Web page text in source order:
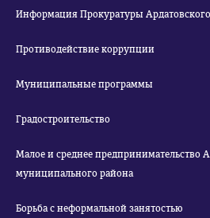
Информация Прокуратуры
Противодействие коррупции
Муниципальные программы
Градостроительство
Малое и среднее предпринимательство
муниципального района
Борьба с неформальной занятостью